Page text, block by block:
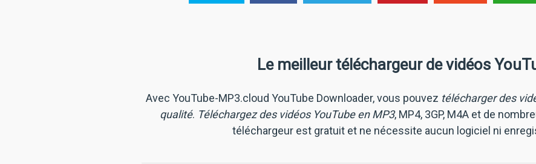
Le meilleur téléchargeur de vidéos
Avec YouTube-MP3.cloud YouTube Downloader, vous pouvez télécharger des
qualité. Téléchargez des vidéos YouTube en MP3, MP4, 3GP, M4A et de
téléchargeur est gratuit et ne nécessite aucun logiciel ni